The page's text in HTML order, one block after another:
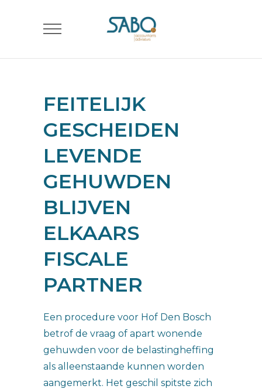
FEITELIJK
GESCHEIDEN
LEVENDE
GEHUWDEN
BLIJVEN
ELKAARS
FISCALE
PARTNER
Een procedure voor Hof Den Bosch
betrof de vraag of apart wonende
gehuwden voor de belastingheffing
als alleenstaande kunnen worden
aangemerkt. Het geschil spitste zich